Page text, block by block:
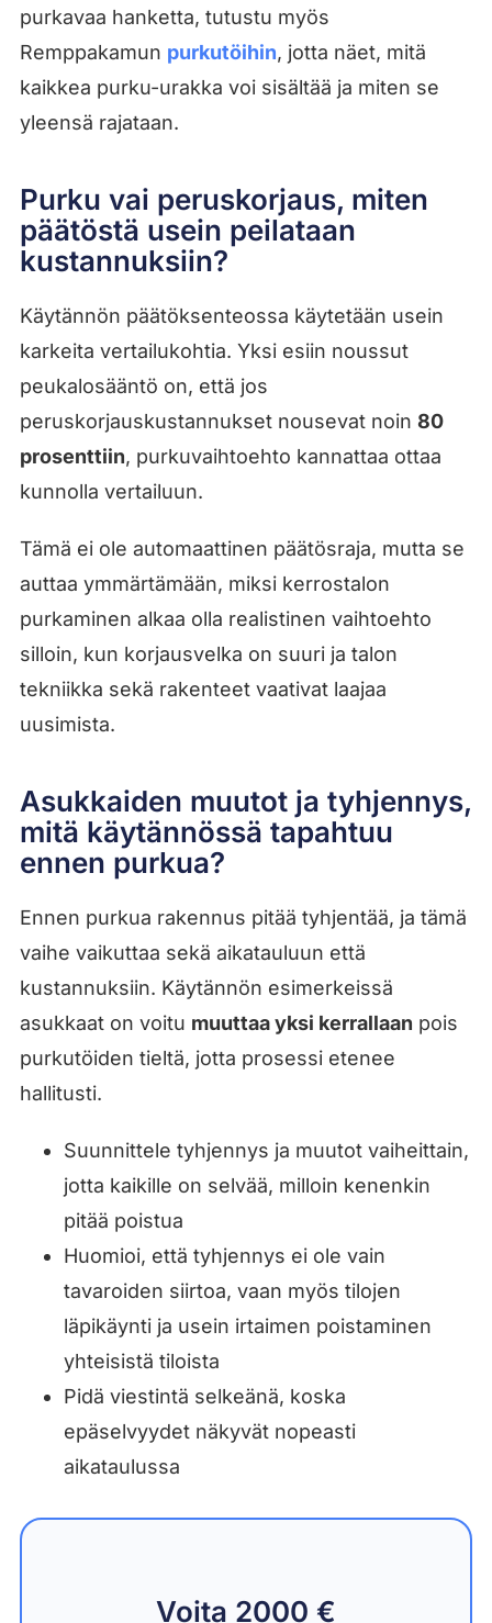
purkavaa hanketta, tutustu myös
Remppakamun purkutöihin, jotta näet, mitä
kaikkea purku-urakka voi sisältää ja miten se
yleensä rajataan.
Purku vai peruskorjaus, miten
päätöstä usein peilataan
kustannuksiin?
Käytännön päätöksenteossa käytetään usein
karkeita vertailukohtia. Yksi esiin noussut
peukalosääntö on, että jos
peruskorjauskustannukset nousevat noin 80
prosenttiin, purkuvaihtoehto kannattaa ottaa
kunnolla vertailuun.
Tämä ei ole automaattinen päätösraja, mutta se
auttaa ymmärtämään, miksi kerrostalon
purkaminen alkaa olla realistinen vaihtoehto
silloin, kun korjausvelka on suuri ja talon
tekniikka sekä rakenteet vaativat laajaa
uusimista.
Asukkaiden muutot ja tyhjennys,
mitä käytännössä tapahtuu
ennen purkua?
Ennen purkua rakennus pitää tyhjentää, ja tämä
vaihe vaikuttaa sekä aikatauluun että
kustannuksiin. Käytännön esimerkeissä
asukkaat on voitu muuttaa yksi kerrallaan pois
purkutöiden tieltä, jotta prosessi etenee
hallitusti.
Suunnittele tyhjennys ja muutot vaiheittain,
jotta kaikille on selvää, milloin kenenkin
pitää poistua
Huomioi, että tyhjennys ei ole vain
tavaroiden siirtoa, vaan myös tilojen
läpikäynti ja usein irtaimen poistaminen
yhteisistä tiloista
Pidä viestintä selkeänä, koska
epäselvyydet näkyvät nopeasti
aikataulussa
Voita 2000 €